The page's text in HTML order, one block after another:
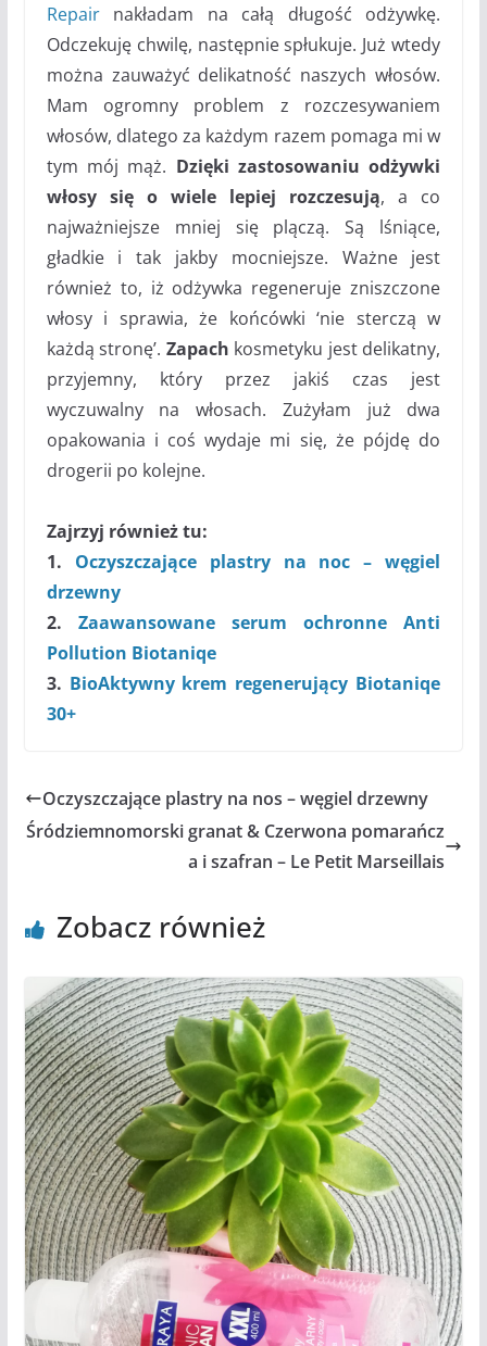
Repairnakładam na całą długość odżywkę.
Odczekuję chwilę, następnie spłukuje. Już wtedy
można zauważyć delikatność naszych włosów.
Mam ogromny problem z rozczesywaniem
włosów, dlatego za każdym razem pomaga mi w
tym mój mąż. Dzięki zastosowaniu odżywki
włosy się o wiele lepiej rozczesują, a co
najważniejsze mniej się plączą. Są lśniące,
gładkie i tak jakby mocniejsze. Ważne jest
również to, iż odżywka regeneruje zniszczone
włosy i sprawia, że końcówki ‘nie sterczą w
każdą stronę’. Zapach kosmetyku jest delikatny,
przyjemny, który przez jakiś czas jest
wyczuwalny na włosach. Zużyłam już dwa
opakowania i coś wydaje mi się, że pójdę do
drogerii po kolejne.
Zajrzyj również tu:
1. Oczyszczające plastry na noc – węgiel
drzewny
2. Zaawansowane serum ochronne Anti
Pollution Biotaniqe
3. BioAktywny krem regenerujący Biotaniqe
30+
Oczyszczające plastry na nos – węgiel drzewny
Śródziemnomorski granat & Czerwona pomarańcz
a i szafran – Le Petit Marseillais
Zobacz również